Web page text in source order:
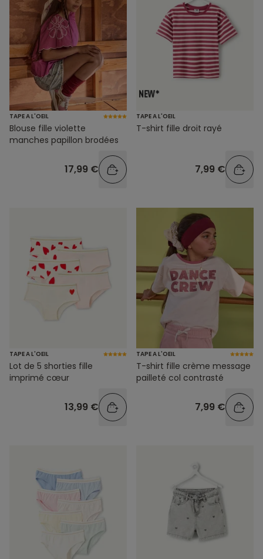
TAPE A L'OEIL
Blouse fille violette
manches papillon brodées
17,99 €
TAPE A L'OEIL
T-shirt fille droit rayé
7,99 €
TAPE A L'OEIL
Lot de 5 shorties fille
imprimé cœur
13,99 €
TAPE A L'OEIL
T-shirt fille crème message
pailleté col contrasté
7,99 €